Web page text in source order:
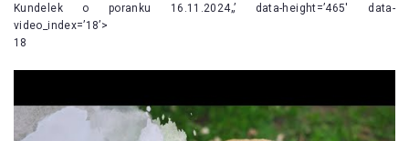
Kundelek o poranku 16.11.2024„’ data-height=’465′ data-
video_index=’18’>
18